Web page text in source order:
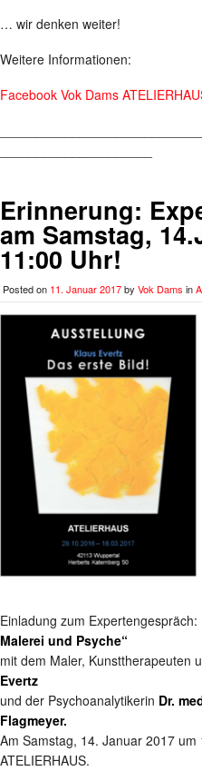
… wir denken weiter!
Weitere Informationen:
Facebook Vok Dams
Erinnerung:
am Samstag,
11:00 Uhr!
Posted on 11. Januar 2017by Vok Dams in
Einladung zum Expertengespräch:
Malerei und Psyche“
mit dem Maler, Kunsttherapeuten
Evertz
und der Psychoanalytikerin Dr.
Flagmeyer.
Am Samstag, 14. Januar 2017 um
ATELIERHAUS.